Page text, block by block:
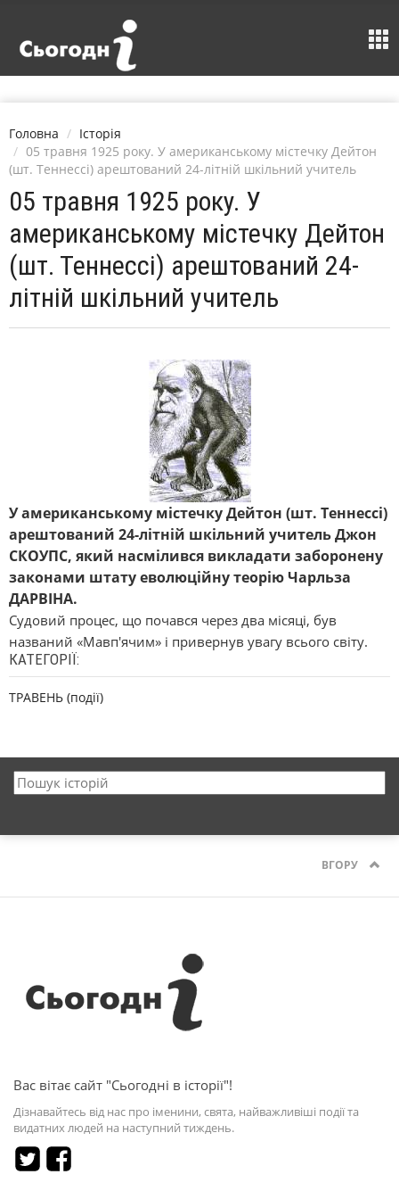
Головна
Історія
05 травня 1925 року. У американському містечку Дейтон
(шт. Теннессі) арештований 24-літній шкільний учитель
05 травня 1925 року. У
американському містечку Дейтон
(шт. Теннессі) арештований 24-
літній шкільний учитель
У американському містечку Дейтон (шт. Теннессі)
арештований 24-літній шкільний учитель Джон
СКОУПС, який насмілився викладати заборонену
законами штату еволюційну теорію Чарльза
ДАРВІНА.
Судовий процес, що почався через два місяці, був
названий «Мавп'ячим» і привернув увагу всього світу.
КАТЕГОРІЇ:
ТРАВЕНЬ (події)
ВГОРУ
Вас вітає сайт "Сьогодні в історії"!
Дізнавайтесь від нас про іменини, свята, найважливіші події та
видатних людей на наступний тиждень.